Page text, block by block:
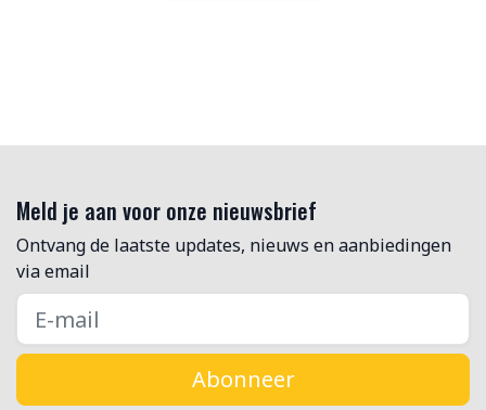
Meld je aan voor onze nieuwsbrief
Ontvang de laatste updates, nieuws en aanbiedingen
via email
Abonneer